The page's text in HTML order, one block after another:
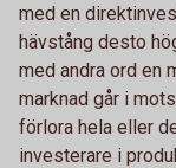
med en
hävstång desto
med andra ord en
marknad går i
förlora hela eller
investerare i